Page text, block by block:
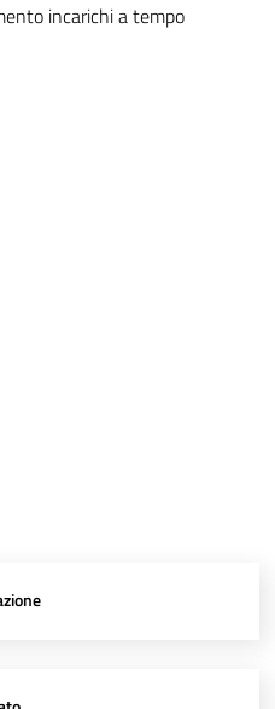
incarichi a tempo